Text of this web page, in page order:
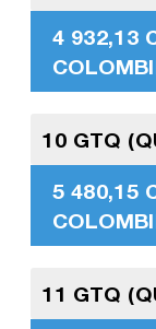
4 932,13
10 GTQ
5 480,15
11 GTQ